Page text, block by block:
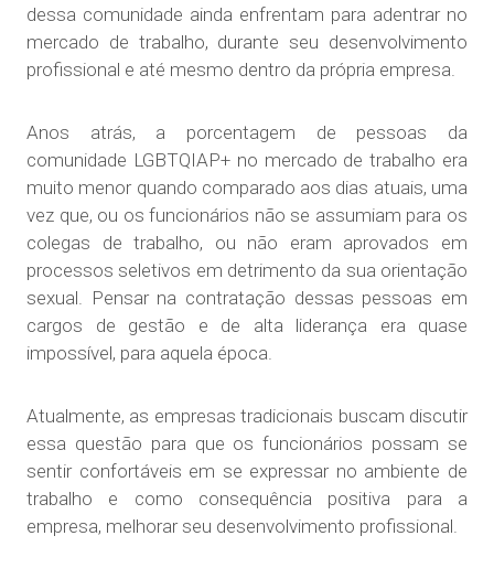
dessa comunidade ainda enfrentam para adentrar no
mercado de trabalho, durante seu desenvolvimento
profissional e até mesmo dentro da própria empresa.
Anos atrás, a porcentagem de pessoas da
comunidade LGBTQIAP+ no mercado de trabalho era
muito menor quando comparado aos dias atuais, uma
vez que, ou os funcionários não se assumiam para os
colegas de trabalho, ou não eram aprovados em
processos seletivos em detrimento da sua orientação
sexual. Pensar na contratação dessas pessoas em
cargos de gestão e de alta liderança era quase
impossível, para aquela época.
Atualmente, as empresas tradicionais buscam discutir
essa questão para que os funcionários possam se
sentir confortáveis em se expressar no ambiente de
trabalho e como consequência positiva para a
empresa, melhorar seu desenvolvimento profissional.